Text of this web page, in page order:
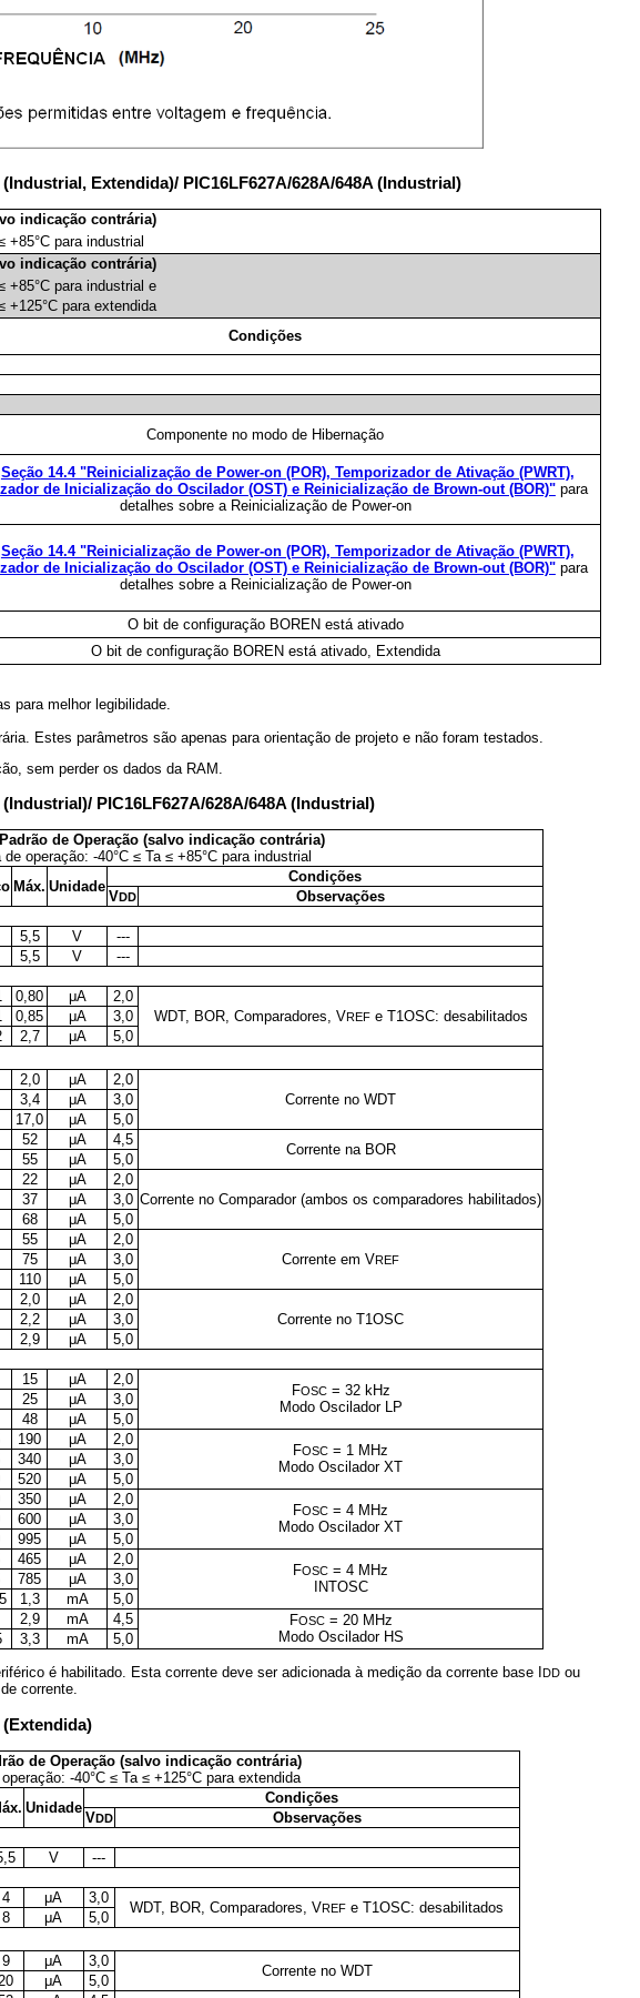
Extendida)/ PIC16LF627A/628A/648A (Industrial)
indicação contrária)
+85°C para industrial
indicação contrária)
+85°C para industrial e
+125°C para extendida
Condições
Componente no modo de Hibernação
Seção 14.4 "Reinicialização de Power-on (POR), Temporizador de Ativação (PWRT),
de Inicialização do Oscilador (OST) e Reinicialização de Brown-out (BOR)"para
detalhes sobre a Reinicialização de Power-on
Seção 14.4 "Reinicialização de Power-on (POR), Temporizador de Ativação (PWRT),
de Inicialização do Oscilador (OST) e Reinicialização de Brown-out (BOR)"para
detalhes sobre a Reinicialização de Power-on
O bit de configuração BOREN está ativado
O bit de configuração BOREN está ativado, Extendida
para melhor legibilidade.
Estes parâmetros são apenas para orientação de projeto e não foram testados.
sem perder os dados da RAM.
PIC16LF627A/628A/648A (Industrial)
de Operação (salvo indicação contrária)
de operação: -40°C ≤ Ta ≤ +85°C para industrial
Máx. Unidade
Condições
VDD
Observações
5,5 V
---
5,5 V
---
0,80 μA
2,0
WDT, BOR, Comparadores, VREFe T1OSC: desabilitados
0,85 μA
3,0
2,7 μA
5,0
2,0 μA
2,0
Corrente no WDT
3,4 μA
3,0
17,0 μA
5,0
52 μA 4,5
Corrente na BOR
55 μA 5,0
22 μA
2,0
Corrente no Comparador (ambos os comparadores habilitados)
37 μA
3,0
68 μA 5,0
55 μA
2,0
Corrente em VREF
75 μA
3,0
110 μA 5,0
2,0 μA
2,0
Corrente no T1OSC
2,2 μA
3,0
2,9 μA
5,0
15 μA 2,0
FOSC= 32 kHz
Modo Oscilador LP
25 μA
3,0
48 μA 5,0
190 μA 2,0
FOSC = 1 MHz
Modo Oscilador XT
340 μA
3,0
520 μA 5,0
350 μA 2,0
FOSC = 4 MHz
Modo Oscilador XT
600 μA
3,0
995 μA 5,0
465 μA 2,0
FOSC = 4 MHz
INTOSC
785 μA
3,0
1,3 mA
5,0
2,9 mA 4,5 FOSC= 20 MHz
Modo Oscilador HS
3,3 mA
5,0
é habilitado. Esta corrente deve ser adicionada à medição da corrente base IDD ou
corrente.
(Extendida)
de Operação (salvo indicação contrária)
-40°C ≤ Ta ≤ +125°C para extendida
Unidade
Condições
VDD
Observações
V
---
4 μA 3,0
WDT, BOR, Comparadores, VREF e T1OSC: desabilitados
8 μA
5,0
9 μA 3,0
Corrente no WDT
20 μA
5,0